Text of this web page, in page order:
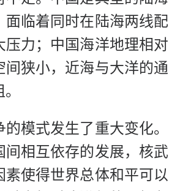
面临着同时在陆海两线配
压力；中国海洋地理相对
间狭小，近海与大洋的通
模式发生了重大变化。
间相互依存的发展，核武
素使得世界总体和平可以